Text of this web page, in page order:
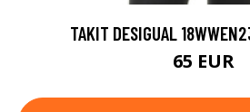
TAKIT DESIGUAL
65 EUR